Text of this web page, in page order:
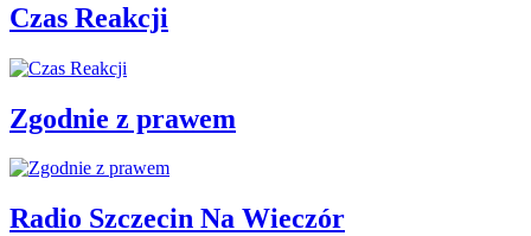
Czas Reakcji
Zgodnie z prawem
Radio Szczecin Na Wieczór